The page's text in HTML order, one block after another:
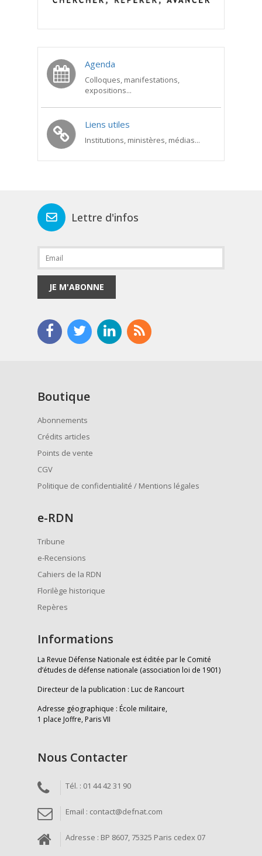
Agenda
Colloques, manifestations,
expositions...
Liens utiles
Institutions, ministères, médias...
Lettre d'infos
JE M'ABONNE
Boutique
Abonnements
Crédits articles
Points de vente
CGV
Politique de confidentialité / Mentions légales
e-RDN
Tribune
e-Recensions
Cahiers de la RDN
Florilège historique
Repères
Informations
La Revue Défense Nationale est éditée par le Comité
d’études de défense nationale (association loi de 1901)
Directeur de la publication : Luc de Rancourt
Adresse géographique : École militaire,
1 place Joffre, Paris VII
Nous Contacter
Tél. : 01 44 42 31 90
Email : contact@defnat.com
Adresse : BP 8607, 75325 Paris cedex 07